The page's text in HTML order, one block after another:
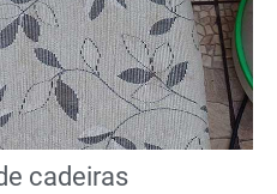
cadeiras